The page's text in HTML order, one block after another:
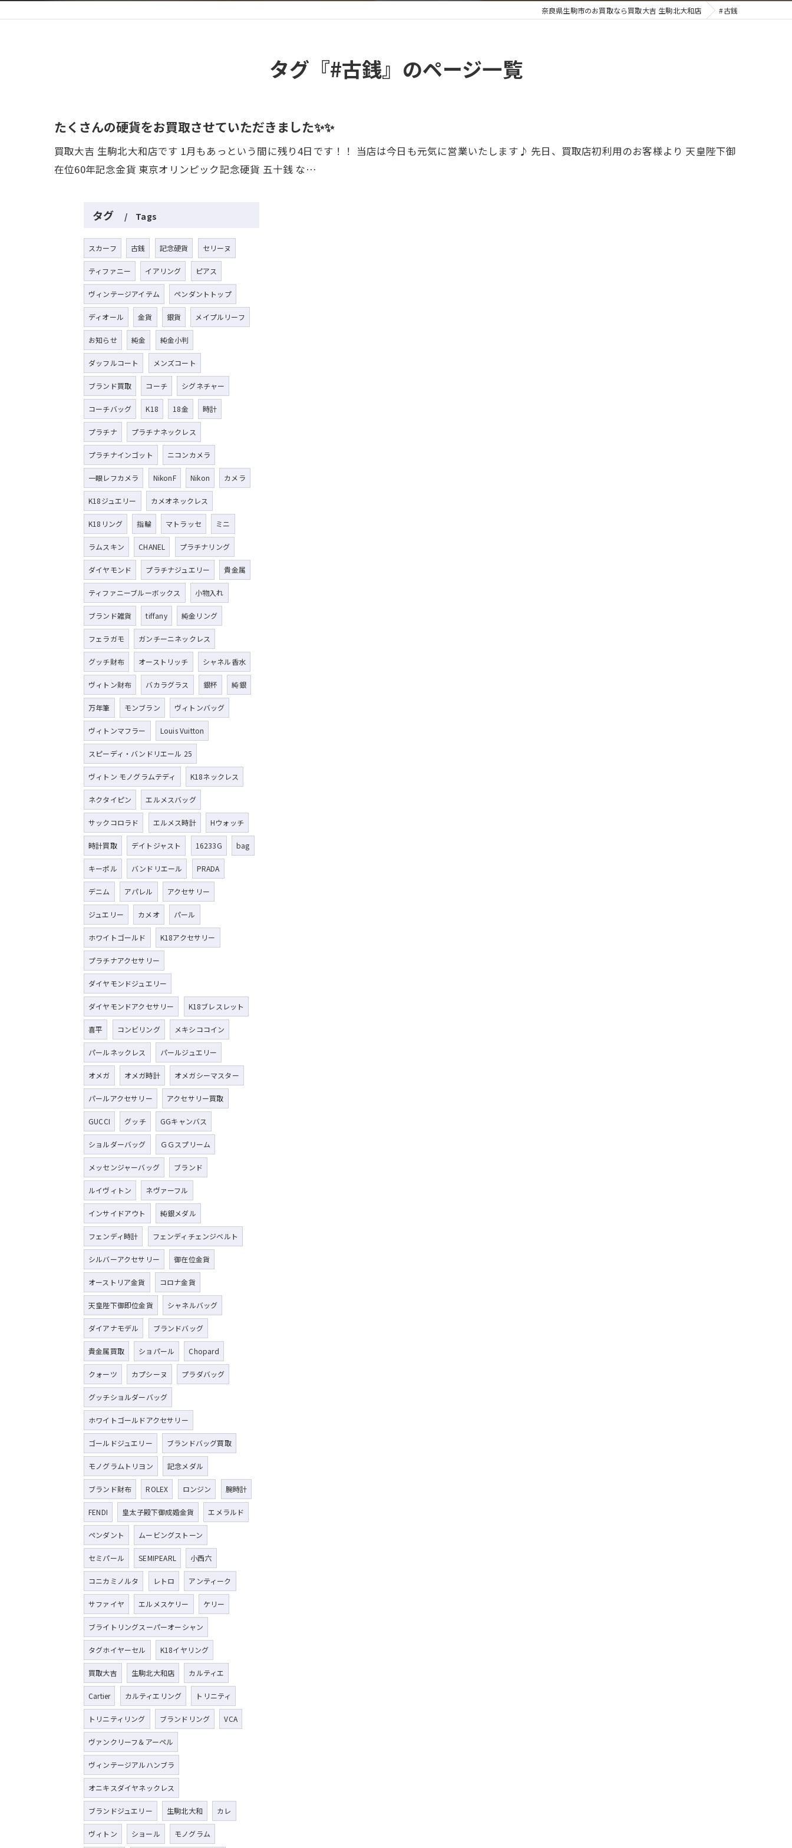
奈良県生駒市のお買取なら買取大吉 生駒北大和店 #古銭
タグ『#古銭』のページ一覧
たくさんの硬貨をお買取させていただきました✨✨
買取大吉 生駒北大和店です 1月もあっという間に残り4日です！！ 当店は今日も元気に営業いたします♪ 先日、買取店初利用のお客様より 天皇陛下御
在位60年記念金貨 東京オリンピック記念硬貨 五十銭 な…
タグ Tags
スカーフ 古銭 記念硬貨 セリーヌ
ティファニー イアリング ピアス
ヴィンテージアイテム ペンダントトップ
ディオール 金貨 銀貨 メイプルリーフ
お知らせ 純金 純金小判
ダッフルコート メンズコート
ブランド買取 コーチ シグネチャー
コーチバッグ K18 18金 時計
プラチナ プラチナネックレス
プラチナインゴット ニコンカメラ
一眼レフカメラ NikonF Nikon カメラ
K18ジュエリー カメオネックレス
K18リング 指輪 マトラッセ ミニ
ラムスキン CHANEL プラチナリング
ダイヤモンド プラチナジュエリー 貴金属
ティファニーブルーボックス 小物入れ
ブランド雑貨 tiffany 純金リング
フェラガモ ガンチーニネックレス
グッチ財布 オーストリッチ シャネル香水
ヴィトン財布 バカラグラス 銀杯 純銀
万年筆 モンブラン ヴィトンバッグ
ヴィトンマフラー Louis Vuitton
スピーディ・バンドリエール 25
ヴィトン モノグラムテディ K18ネックレス
ネクタイピン エルメスバッグ
サックコロラド エルメス時計 Hウォッチ
時計買取 デイトジャスト 16233G bag
キーポル バンドリエール PRADA
デニム アパレル アクセサリー
ジュエリー カメオ パール
ホワイトゴールド K18アクセサリー
プラチナアクセサリー
ダイヤモンドジュエリー
ダイヤモンドアクセサリー K18ブレスレット
喜平 コンビリング メキシココイン
パールネックレス パールジュエリー
オメガ オメガ時計 オメガシーマスター
パールアクセサリー アクセサリー買取
GUCCI グッチ GGキャンバス
ショルダーバッグ ＧＧスプリーム
メッセンジャーバッグ ブランド
ルイヴィトン ネヴァーフル
インサイドアウト 純銀メダル
フェンディ時計 フェンディチェンジベルト
シルバーアクセサリー 御在位金貨
オーストリア金貨 コロナ金貨
天皇陛下御即位金貨 シャネルバッグ
ダイアナモデル ブランドバッグ
貴金属買取 ショパール Chopard
クォーツ カプシーヌ プラダバッグ
グッチショルダーバッグ
ホワイトゴールドアクセサリー
ゴールドジュエリー ブランドバッグ買取
モノグラムトリヨン 記念メダル
ブランド財布 ROLEX ロンジン 腕時計
FENDI 皇太子殿下御成婚金貨 エメラルド
ペンダント ムービングストーン
セミパール SEMIPEARL 小西六
コニカミノルタ レトロ アンティーク
サファイヤ エルメスケリー ケリー
ブライトリングスーパーオーシャン
タグホイヤーセル K18イヤリング
買取大吉 生駒北大和店 カルティエ
Cartier カルティエリング トリニティ
トリニティリング ブランドリング VCA
ヴァンクリーフ＆アーペル
ヴィンテージアルハンブラ
オニキスダイヤネックレス
ブランドジュエリー 生駒北大和 カレ
ヴィトン ショール モノグラム